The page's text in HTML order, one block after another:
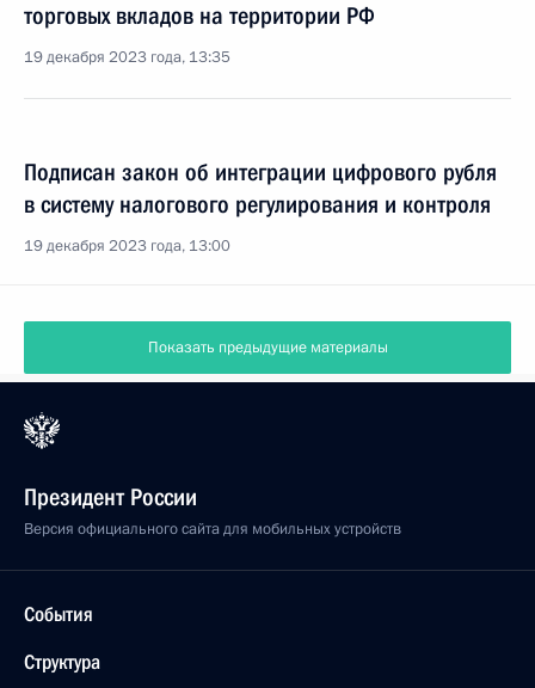
торговых вкладов на территории РФ
19 декабря 2023 года, 13:35
Подписан закон об интеграции цифрового рубля
в систему налогового регулирования и контроля
19 декабря 2023 года, 13:00
Показать предыдущие материалы
Президент России
Версия официального сайта для мобильных устройств
События
Структура